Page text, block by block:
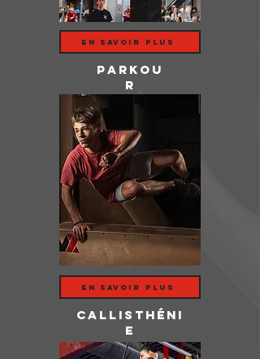
en savoir plus
parkou
r
en savoir plus
Callisthéni
e